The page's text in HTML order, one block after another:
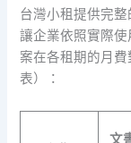
台灣小租提供完
讓企業依照實際
案在各租期的月
表）：
文